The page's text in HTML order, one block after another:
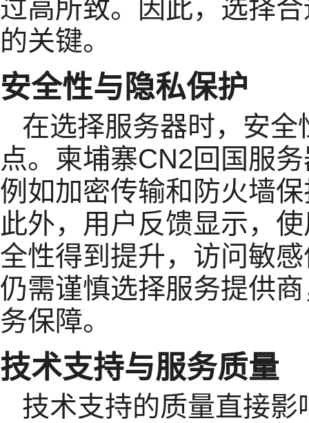
过高所致。因此，选择
的关键。
安全性与隐私保护
在选择服务器时，安
点。柬埔寨CN2回国服
例如加密传输和防火墙
此外，用户反馈显示，
全性得到提升，访问敏
仍需谨慎选择服务提供
务保障。
技术支持与服务质量
技术支持的质量直接